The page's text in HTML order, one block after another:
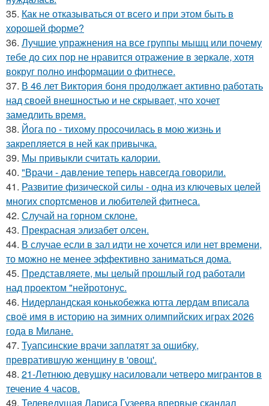
35. Как не отказываться от всего и при этом быть в
хорошей форме?
36. Лучшие упражнения на все группы мышц или почему
тебе до сих пор не нравится отражение в зеркале, хотя
вокруг полно информации о фитнесе.
37. В 46 лет Виктория боня продолжает активно работать
над своей внешностью и не скрывает, что хочет
замедлить время.
38. Йога по - тихому просочилась в мою жизнь и
закрепляется в ней как привычка.
39. Мы привыкли считать калории.
40. "Врачи - давление теперь навсегда говорили.
41. Развитие физической силы - одна из ключевых целей
многих спортсменов и любителей фитнеса.
42. Случай на горном склоне.
43. Прекрасная элизабет олсен.
44. В случае если в зал идти не хочется или нет времени,
то можно не менее эффективно заниматься дома.
45. Представляете, мы целый прошлый год работали
над проектом "нейротонус.
46. Нидерландская конькобежка ютта лердам вписала
своё имя в историю на зимних олимпийских играх 2026
года в Милане.
47. Туапсинские врачи заплатят за ошибку,
превратившую женщину в 'овощ'.
48. 21-Летнюю девушку насиловали четверо мигрантов в
течение 4 часов.
49. Телеведущая Лариса Гузеева впервые скандал